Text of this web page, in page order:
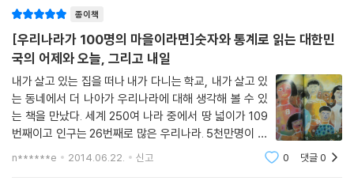
이 책의 저자 배성호 선생님은 전국초등사회교과모임의 공동 대표로서 그
동안 사회 교과서를 연구하고 집필해 왔으며, 우리 사회를 즐겁고 알차게
배울 수 있는 사회 수업 이야기를 지속적으로 나누어 왔다. 이 책은 이런 노
력들의 결과물인 셈이다.
이 책에는 저자가 학교 현장에서 아이들과 함께 해 온 사회 수업을 바탕으
로 우리 사회를 이해하는 데 꼭 필요한 열다섯 가지 주제를 담았다. 새롭게
바뀐 사회 교과서에서 중점적으로 다루는 핵심 주제들이다. 예를 들어, ‘지
역’은 초등 사회 4학년 1학기 2단원에서 다루고 있는 ‘도시의 분포와 발
종이책
[우리나라가 100명의 마을이라면]숫자와 통계로 읽는 대한민
국의 어제와 오늘, 그리고 내일
내가 살고 있는 집을 떠나 내가 다니는 학교, 내가 살고 있
는 동네에서 더 나아가 우리나라에 대해 생각해 볼 수 있
는 책을 만났다. 세계 250여 나라 중에서 땅 넓이가 109
번째이고 인구는 26번째로 많은 우리나라. 5천만명이 넘
는 인구를 100명이 사는 마을로 생각을 하며 펼쳐지는 이
n******e 2014.06.22. 신고 0 댓글0